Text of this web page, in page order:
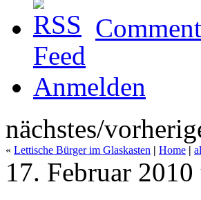
Anmelden
nächstes/
« Lettische Bürger im Glaskasten | Home |
17. Februar